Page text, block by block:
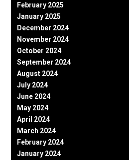
February 2025
January 2025
December 2024
November 2024
October 2024
September 2024
August 2024
July 2024
June 2024
May 2024
April 2024
March 2024
February 2024
January 2024